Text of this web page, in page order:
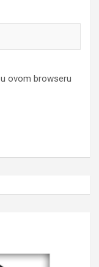
ovom browseru